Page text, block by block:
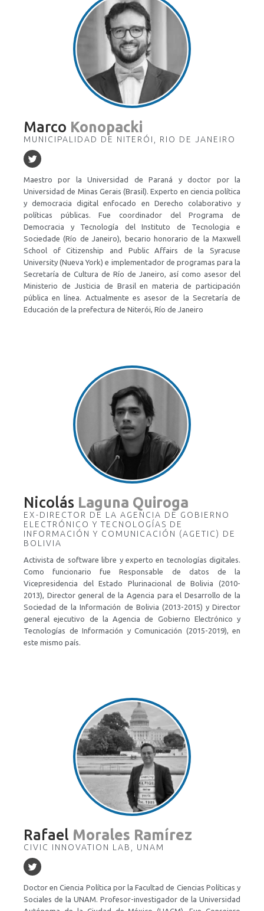
Marco Konopacki
MUNICIPALIDAD DE NITERÓI, RIO DE JANEIRO
Maestro por la Universidad de Paraná y doctor por la
Universidad de Minas Gerais (Brasil). Experto en ciencia política
y democracia digital enfocado en Derecho colaborativo y
políticas públicas. Fue coordinador del Programa de
Democracia y Tecnología del Instituto de Tecnologia e
Sociedade (Río de Janeiro), becario honorario de la Maxwell
School of Citizenship and Public Affairs de la Syracuse
University (Nueva York) e implementador de programas para la
Secretaría de Cultura de Río de Janeiro, así como asesor del
Ministerio de Justicia de Brasil en materia de participación
pública en línea. Actualmente es asesor de la Secretaría de
Educación de la prefectura de Niterói, Río de Janeiro
Nicolás Laguna Quiroga
EX-DIRECTOR DE LA AGENCIA DE GOBIERNO
ELECTRÓNICO Y TECNOLOGÍAS DE
INFORMACIÓN Y COMUNICACIÓN (AGETIC) DE
BOLIVIA
Activista de software libre y experto en tecnologías digitales.
Como funcionario fue Responsable de datos de la
Vicepresidencia del Estado Plurinacional de Bolivia (2010-
2013), Director general de la Agencia para el Desarrollo de la
Sociedad de la Información de Bolivia (2013-2015) y Director
general ejecutivo de la Agencia de Gobierno Electrónico y
Tecnologías de Información y Comunicación (2015-2019), en
este mismo país.
Rafael Morales Ramírez
CIVIC INNOVATION LAB, UNAM
Doctor en Ciencia Política por la Facultad de Ciencias Políticas y
Sociales de la UNAM. Profesor-investigador de la Universidad